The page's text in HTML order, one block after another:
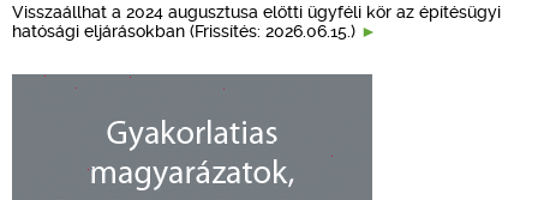
Visszaállhat a 2024 augusztusa előtti ügyféli kör az építésügyi
hatósági eljárásokban (Frissítés: 2026.06.15.)